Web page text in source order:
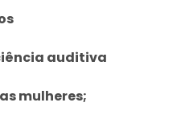
auditiva
mulheres;